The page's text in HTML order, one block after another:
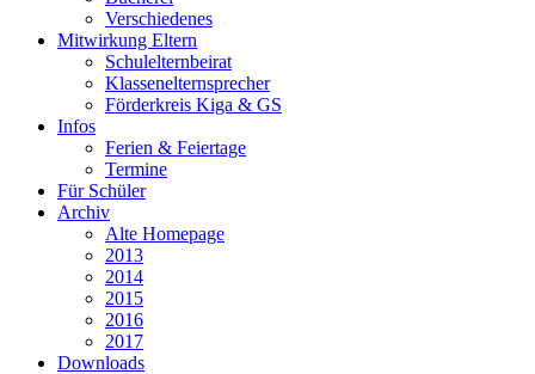
Verschiedenes
Mitwirkung Eltern
Schulelternbeirat
Klassenelternsprecher
Förderkreis Kiga & GS
Infos
Ferien & Feiertage
Termine
Für Schüler
Archiv
Alte Homepage
2013
2014
2015
2016
2017
Downloads